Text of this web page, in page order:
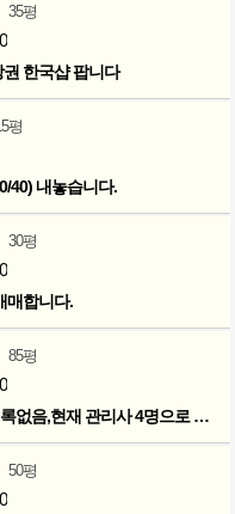
35평
한국샵 팝니다
평
40) 내놓습니다.
30평
매합니다.
85평
85평, 각방 샤워장, 단속기록없음,현재 관리사 4명으로 성업중
50평